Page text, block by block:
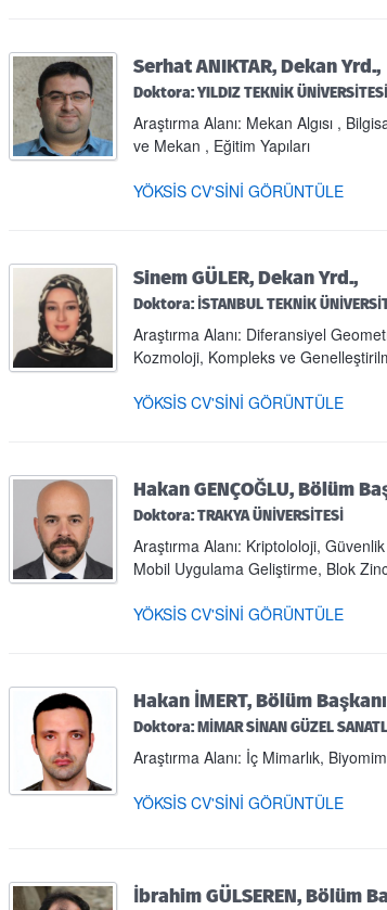
Serhat ANIKTAR, Dekan Yrd.,
Doktora: YILDIZ TEKNİK ÜNİVERSİTESİ
Araştırma Alanı: Mekan Algısı ,
ve Mekan , Eğitim Yapıları
YÖKSİS CV'SİNİ GÖRÜNTÜLE
Sinem GÜLER, Dekan Yrd.,
Doktora: İSTANBUL TEKNİK
Araştırma Alanı: Diferansiyel
Kozmoloji, Kompleks ve
YÖKSİS CV'SİNİ GÖRÜNTÜLE
Hakan GENÇOĞLU, Bölüm
Doktora: TRAKYA ÜNİVERSİTESİ
Araştırma Alanı: Kriptololoji,
Mobil Uygulama Geliştirme, Blok
YÖKSİS CV'SİNİ GÖRÜNTÜLE
Hakan İMERT, Bölüm
Doktora: MİMAR SİNAN GÜZEL
Araştırma Alanı: İç Mimarlık,
YÖKSİS CV'SİNİ GÖRÜNTÜLE
İbrahim GÜLSEREN, Bölüm